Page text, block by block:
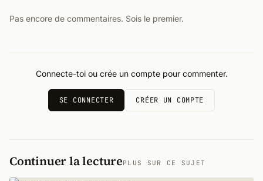
Pas encore de commentaires. Sois le premier.
Connecte-toi ou crée un compte pour commenter.
SE CONNECTER CRÉER UN COMPTE
Continuer la lecturePLUS SUR CE SUJET